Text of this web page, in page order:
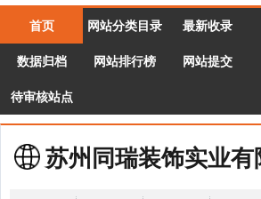
首页 网站分类目录 最新收录
数据归档 网站排行榜 网站提交
待审核站点
苏州同瑞装饰实业有